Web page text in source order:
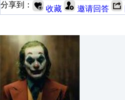
分享到：
收藏 邀请回答